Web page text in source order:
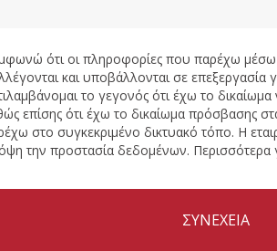
ότι οι πληροφορίες που παρέχω
και υποβάλλονται σε επεξεργασία
το γεγονός ότι έχω το
επίσης ότι έχω το δικαίωμα πρόσβασης
στο συγκεκριμένο δικτυακό τόπο. Η
την προστασία δεδομένων. Περισσότερα
ΣΥΝΕΧΕΙΑ